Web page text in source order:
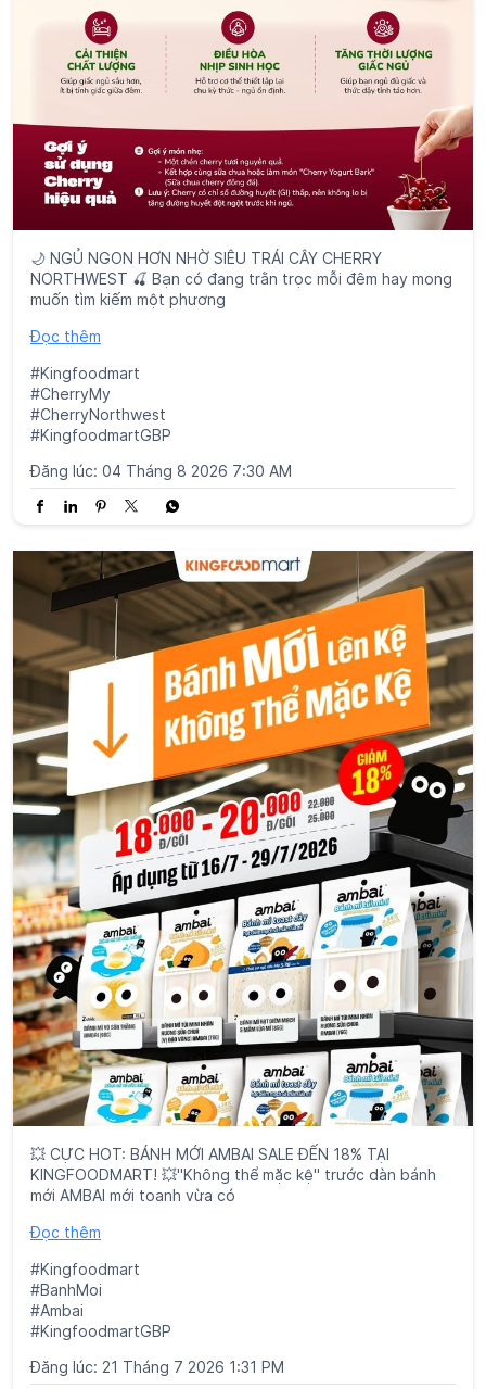
🌙 NGỦ NGON HƠN NHỜ SIÊU TRÁI CÂY CHERRY
NORTHWEST 🍒 Bạn có đang trằn trọc mỗi đêm hay mong
muốn tìm kiếm một phương
Đọc thêm
#Kingfoodmart
#CherryMy
#CherryNorthwest
Đăng lúc: 04 Tháng 8 2026 7:30 AM
💥 CỰC HOT: BÁNH MỚI AMBAI SALE ĐẾN 18% TẠI
KINGFOODMART! 💥"Không thể mặc kệ" trước dàn bánh
mới AMBAI mới toanh vừa có
Đọc thêm
#Kingfoodmart
#BanhMoi
#Ambai
#KingfoodmartGBP
Đăng lúc: 21 Tháng 7 2026 1:31 PM